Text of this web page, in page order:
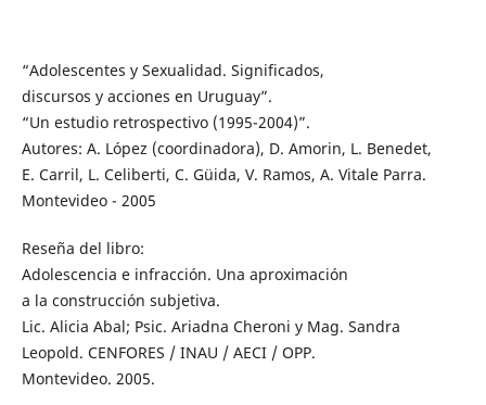
“Adolescentes y Sexualidad. Significados,
discursos y acciones en Uruguay”.
“Un estudio retrospectivo (1995-2004)”.
Autores: A. López (coordinadora), D. Amorin, L. Benedet,
E. Carril, L. Celiberti, C. Güida, V. Ramos, A. Vitale Parra.
Montevideo - 2005
Reseña del libro:
Adolescencia e infracción. Una aproximación
a la construcción subjetiva.
Lic. Alicia Abal; Psic. Ariadna Cheroni y Mag. Sandra
Leopold. CENFORES / INAU / AECI / OPP.
Montevideo. 2005.